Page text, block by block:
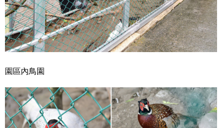
園區內鳥園